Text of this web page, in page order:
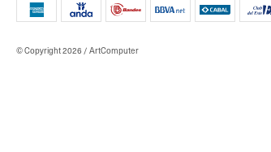
© Copyright 2026 / ArtComputer